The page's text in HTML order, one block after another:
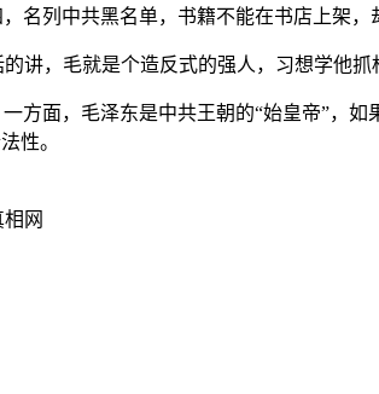
名列中共黑名单，书籍不能在书店上架，
讲，毛就是个造反式的强人，习想学他抓
方面，毛泽东是中共王朝的“始皇帝”，
性。
网